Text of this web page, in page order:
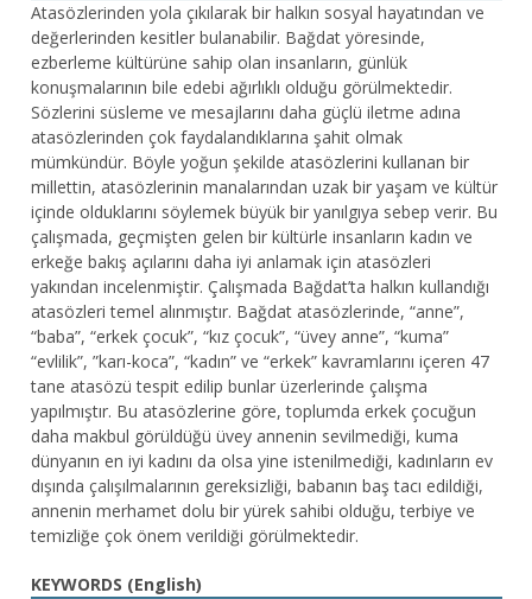
Atasözlerinden yola çıkılarak bir halkın sosyal hayatından ve
değerlerinden kesitler bulanabilir. Bağdat yöresinde,
ezberleme kültürüne sahip olan insanların, günlük
konuşmalarının bile edebi ağırlıklı olduğu görülmektedir.
Sözlerini süsleme ve mesajlarını daha güçlü iletme adına
atasözlerinden çok faydalandıklarına şahit olmak
mümkündür. Böyle yoğun şekilde atasözlerini kullanan bir
millettin, atasözlerinin manalarından uzak bir yaşam ve kültür
içinde olduklarını söylemek büyük bir yanılgıya sebep verir. Bu
çalışmada, geçmişten gelen bir kültürle insanların kadın ve
erkeğe bakış açılarını daha iyi anlamak için atasözleri
yakından incelenmiştir. Çalışmada Bağdat’ta halkın kullandığı
atasözleri temel alınmıştır. Bağdat atasözlerinde, “anne”,
“baba”, “erkek çocuk”, “kız çocuk”, “üvey anne”, “kuma”
“evlilik”, ”karı-koca”, “kadın” ve “erkek” kavramlarını içeren 47
tane atasözü tespit edilip bunlar üzerlerinde çalışma
yapılmıştır. Bu atasözlerine göre, toplumda erkek çocuğun
daha makbul görüldüğü üvey annenin sevilmediği, kuma
dünyanın en iyi kadını da olsa yine istenilmediği, kadınların ev
dışında çalışılmalarının gereksizliği, babanın baş tacı edildiği,
annenin merhamet dolu bir yürek sahibi olduğu, terbiye ve
temizliğe çok önem verildiği görülmektedir.
KEYWORDS (English)